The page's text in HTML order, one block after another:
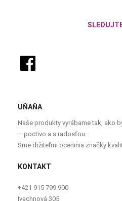
UŇAŇA
Naše produkty vyrábame tak, ako
– poctivo a s radosťou.
Sme držiteľmi oceninia značky
KONTAKT
+421 915 799 900
Ivachnová 305